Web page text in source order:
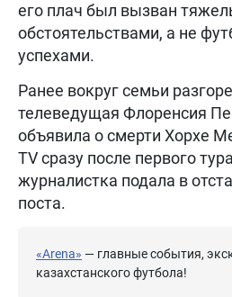
его плач был вызван
обстоятельствами, а не
успехами.
Ранее вокруг семьи
телеведущая Флоренсия
объявила о смерти Хорхе
TV сразу после первого
журналистка подала в
поста.
«Arena» — главные события,
казахстанского футбола!